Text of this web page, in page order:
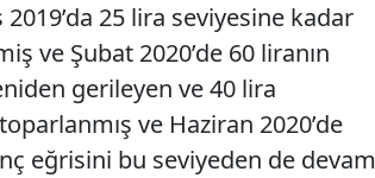
25 lira seviyesine kadar
ve Şubat 2020’de 60 liranın
gerileyen ve 40 lira
ve Haziran 2020’de
eğrisini bu seviyeden de devam